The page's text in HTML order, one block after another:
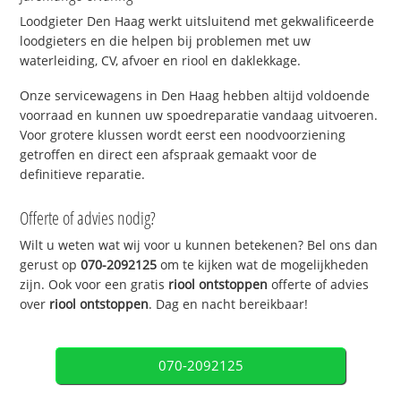
Loodgieter Den Haag werkt uitsluitend met gekwalificeerde
loodgieters en die helpen bij problemen met uw
waterleiding, CV, afvoer en riool en daklekkage.
Onze servicewagens in Den Haag hebben altijd voldoende
voorraad en kunnen uw spoedreparatie vandaag uitvoeren.
Voor grotere klussen wordt eerst een noodvoorziening
getroffen en direct een afspraak gemaakt voor de
definitieve reparatie.
Offerte of advies nodig?
Wilt u weten wat wij voor u kunnen betekenen? Bel ons dan
gerust op070-2092125 om te kijken wat de mogelijkheden
zijn. Ook voor een gratis riool ontstoppen offerte of advies
over riool ontstoppen. Dag en nacht bereikbaar!
070-2092125